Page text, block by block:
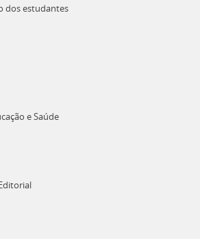
dos estudantes
e Saúde